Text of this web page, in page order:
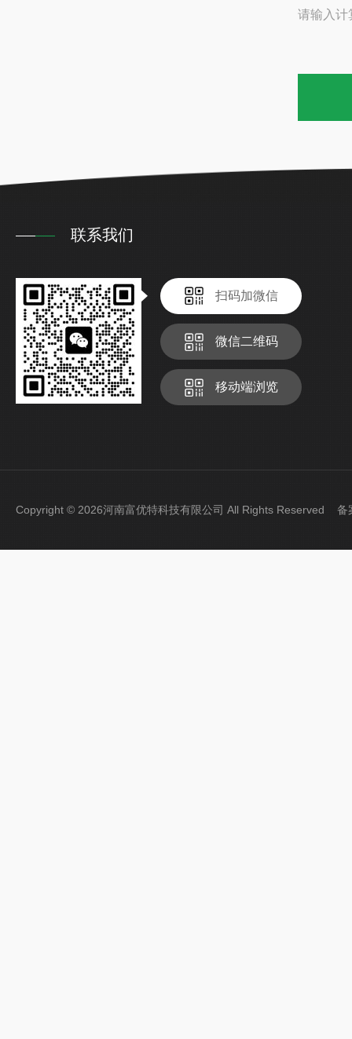
请输入计
联系我们
扫码加微信
微信二维码
移动端浏览
Copyright © 2026河南富优特科技有限公司 All Rights Reserved 备